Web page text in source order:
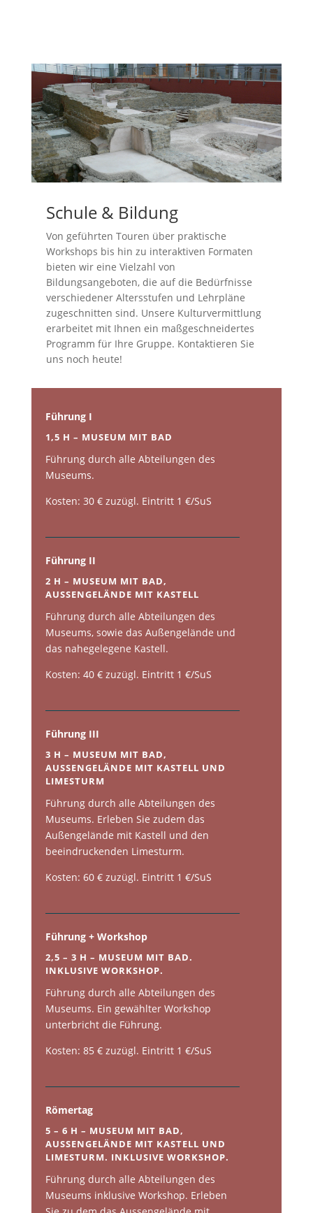
Schule & Bildung
Von geführten Touren über praktische
Workshops bis hin zu interaktiven Formaten
bieten wir eine Vielzahl von
Bildungsangeboten, die auf die Bedürfnisse
verschiedener Altersstufen und Lehrpläne
zugeschnitten sind. Unsere Kulturvermittlung
erarbeitet mit Ihnen ein maßgeschneidertes
Programm für Ihre Gruppe. Kontaktieren Sie
uns noch heute!
Führung I
1,5 H – MUSEUM MIT BAD
Führung durch alle Abteilungen des
Museums.
Kosten: 30 € zuzügl. Eintritt 1 €/SuS
Führung II
2 H – MUSEUM MIT BAD,
AUSSENGELÄNDE MIT KASTELL
Führung durch alle Abteilungen des
Museums, sowie das Außengelände und
das nahegelegene Kastell.
Kosten: 40 € zuzügl. Eintritt 1 €/SuS
Führung III
3 H – MUSEUM MIT BAD,
AUSSENGELÄNDE MIT KASTELL UND L
IMESTURM
Führung durch alle Abteilungen des
Museums. Erleben Sie zudem das
Außengelände mit Kastell und den
beeindruckenden Limesturm.
Kosten: 60 € zuzügl. Eintritt 1 €/SuS
Führung + Workshop
2,5 – 3 H – MUSEUM MIT BAD.
INKLUSIVE WORKSHOP.
Führung durch alle Abteilungen des
Museums. Ein gewählter Workshop
unterbricht die Führung.
Kosten: 85 € zuzügl. Eintritt 1 €/SuS
Römertag
5 – 6 H – MUSEUM MIT BAD,
AUSSENGELÄNDE MIT KASTELL UND
LIMESTURM. INKLUSIVE WORKSHOP.
Führung durch alle Abteilungen des
Museums inklusive Workshop. Erleben